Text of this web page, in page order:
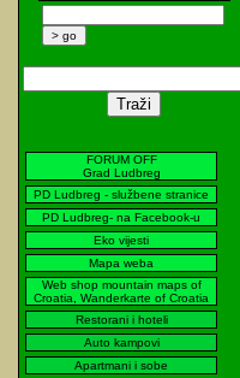
FORUM OFF
Grad Ludbreg
PD Ludbreg - službene stranice
PD Ludbreg- na Facebook-u
Eko vijesti
Mapa weba
Web shop mountain maps of
Croatia, Wanderkarte of Croatia
Restorani i hoteli
Auto kampovi
Apartmani i sobe